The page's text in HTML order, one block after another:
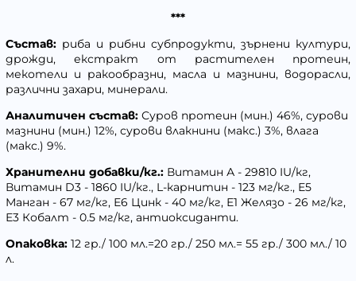
***
Състав: риба и рибни субпродукти, зърнени култури,
дрожди, екстракт от растителен протеин,
мекотели и ракообразни, масла и мазнини, водорасли,
различни захари, минерали.
Аналитичен състав: Суров протеин (мин.) 46%, сурови
мазнини (мин.) 12%, сурови влакнини (макс.) 3%, влага
(макс.) 9%.
Хранителни добавки/кг.: Витамин А - 29810 IU/кг,
Витамин D3 - 1860 IU/кг., L-карнитин - 123 мг/кг., Е5
Манган - 67 мг/кг, Е6 Цинк - 40 мг/кг, Е1 Желязо - 26 мг/кг,
Е3 Кобалт - 0.5 мг/кг, антиоксиданти.
Опаковка: 12 гр./ 100 мл.=20 гр./ 250 мл.= 55 гр./ 300 мл./ 10
л.